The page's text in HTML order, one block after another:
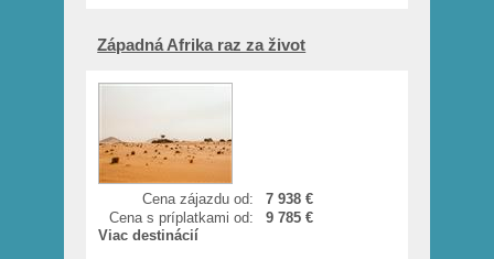
Západná Afrika raz za život
Cena zájazdu od:
7 938 €
Cena s príplatkami od:
9 785 €
Viac destinácií